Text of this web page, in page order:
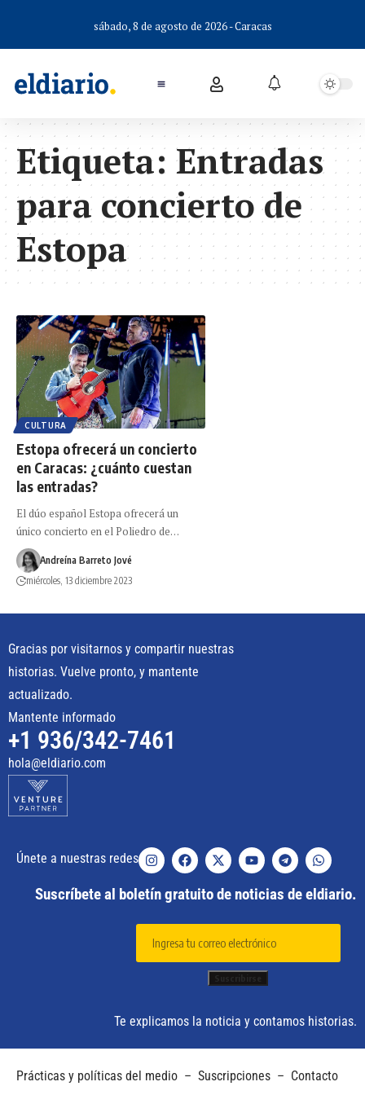
sábado, 8 de agosto de 2026 - Caracas
Etiqueta: Entradas
para concierto de
Estopa
CULTURA
Estopa ofrecerá un concierto
en Caracas: ¿cuánto cuestan
las entradas?
El dúo español Estopa ofrecerá un
único concierto en el Poliedro de…
Andreína Barreto Jové
miércoles, 13 diciembre 2023
Gracias por visitarnos y compartir nuestras
historias. Vuelve pronto, y mantente
actualizado.
Mantente informado
+1 936/342-7461
hola@eldiario.com
Únete a nuestras redes
Suscríbete al boletín gratuito de noticias de eldiario.
Te explicamos la noticia y contamos historias.
Prácticas y políticas del medio – Suscripciones – Contacto